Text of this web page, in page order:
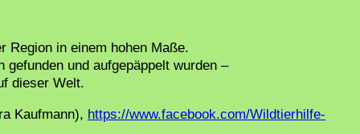
Region in einem hohen Maße.
gefunden und aufgepäppelt wurden –
dieser Welt.
Kaufmann), https://www.facebook.com/Wildtierhilfe-